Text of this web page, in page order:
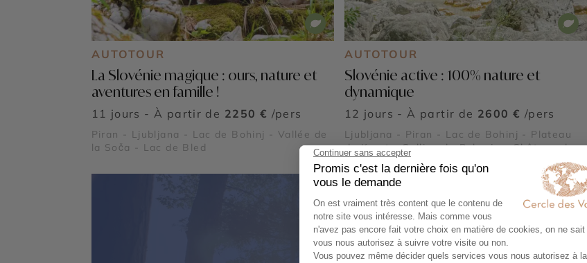
AUTOTOUR
La Slovénie magique : ours, nature et
aventures en famille !
11 jours - À partir de 2250 € /pers
Piran - Ljubljana - Lac de Bohinj - Vallée de
la Soča - Lac de Bled
AUTOTOUR
Slovénie active : 100% nature et
dynamique
12 jours - À partir de 2600 € /pers
Ljubljana - Piran - Lac de Bohinj - Plateau
du Karst - Colline de Pohorje - Château de
Predjama - Grotte de Škocjan - Grotte de
Postojna - Parc national du Triglav - Lac de
Bled - Vallée de la Soča